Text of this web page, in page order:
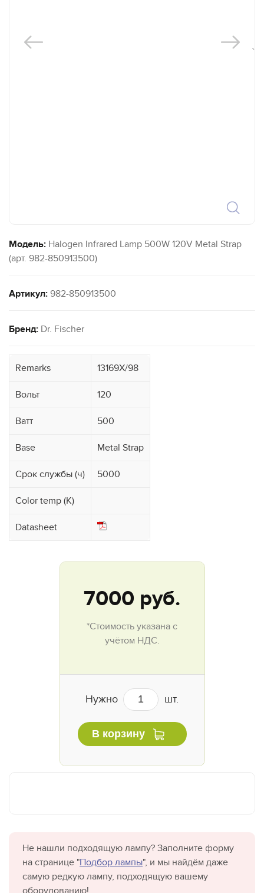
`
Модель: Halogen Infrared Lamp 500W 120V Metal Strap
(арт. 982-850913500)
Артикул: 982-850913500
Бренд: Dr. Fischer
Remarks 13169X/98
Вольт 120
Ватт 500
Base Metal Strap
Срок службы (ч) 5000
Color temp (K)
Datasheet
7000 руб.
*Стоимость указана с
учётом НДС.
Нужно шт.
В корзину
Не нашли подходящую лампу? Заполните форму
на странице "Подбор лампы", и мы найдём даже
самую редкую лампу, подходящую вашему
оборудованию!